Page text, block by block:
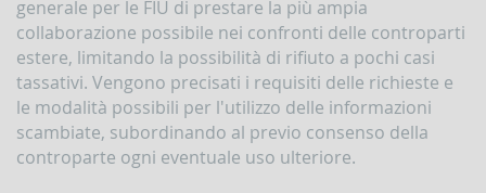
TRU,
RUS,
CBR)
Accesso
generale per le FIU di prestare la più ampia
collaborazione possibile nei confronti delle controparti
estere, limitando la possibilità di rifiuto a pochi casi
tassativi. Vengono precisati i requisiti delle richieste e
le modalità possibili per l'utilizzo delle informazioni
scambiate, subordinando al previo consenso della
controparte ogni eventuale uso ulteriore.